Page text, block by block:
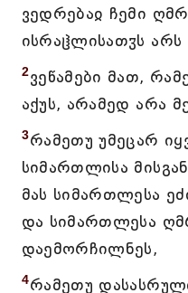
ვედრებაჲ ჩემი
ისრაჱლისათჳს
2ვეწამები მათ,
აქუს, არამედ არა
3რამეთუ უმეცარ
სიმართლისა
მას სიმართლესა
და სიმართლესა
დაემორჩილნეს,
4რამეთუ